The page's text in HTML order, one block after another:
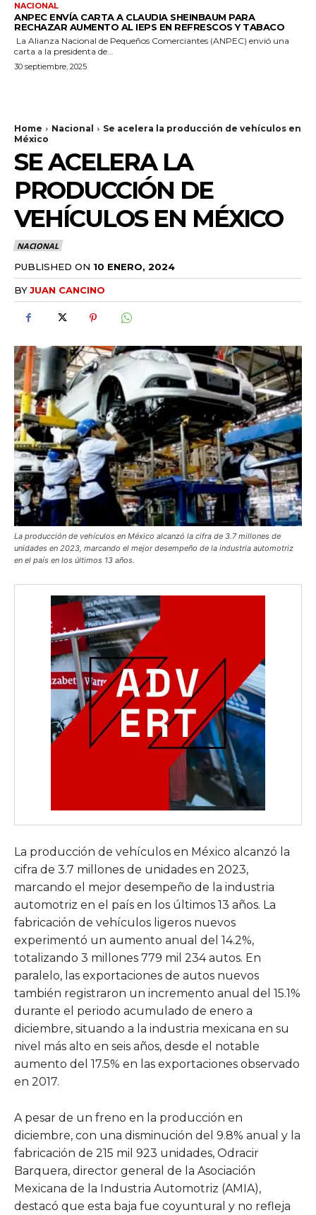
NACIONAL
ANPEC ENVÍA CARTA A CLAUDIA SHEINBAUM PARA
RECHAZAR AUMENTO AL IEPS EN REFRESCOS Y TABACO
La Alianza Nacional de Pequeños Comerciantes (ANPEC) envió una
carta a la presidenta de...
30 septiembre, 2025